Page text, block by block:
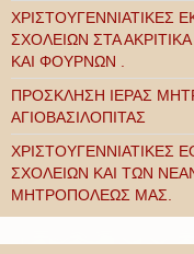
ΧΡΙΣΤΟΥΓΕΝΝΙΑΤΙΚΕΣ
ΣΧΟΛΕΙΩΝ ΣΤΑ
ΚΑΙ ΦΟΥΡΝΩΝ .
ΠΡΟΣΚΛΗΣΗ ΙΕΡΑΣ
ΑΓΙΟΒΑΣΙΛΟΠΙΤΑΣ
ΧΡΙΣΤΟΥΓΕΝΝΙΑΤΙΚΕΣ
ΣΧΟΛΕΙΩΝ ΚΑΙ ΤΩΝ
ΜΗΤΡΟΠΟΛΕΩΣ ΜΑΣ.